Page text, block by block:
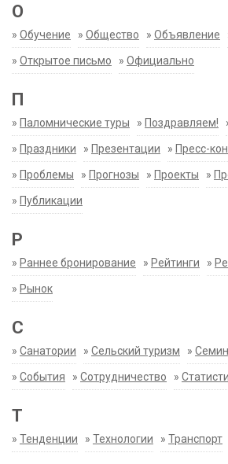
О
» Обучение » Общество » Объявление
» Открытое письмо » Официально
П
» Паломнические туры » Поздравляем!
» Праздники » Презентации » Пресс-
» Проблемы » Прогнозы » Проекты »
» Публикации
Р
» Раннее бронирование » Рейтинги »
» Рынок
С
» Санатории » Сельский туризм »
» События » Сотрудничество »
Т
» Тенденции » Технологии » Транспорт